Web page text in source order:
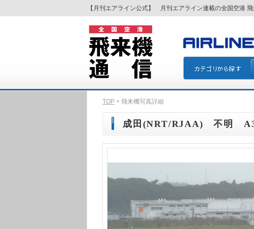
【月刊エアライン公式】 月刊エアライン連載の全国空港
TOP > 飛来機写真詳細
成田(NRT/RJAA) 不明